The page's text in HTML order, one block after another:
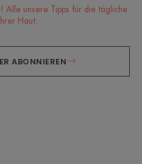
Alle unsere Tipps für die tägliche
Haut.
ABONNIEREN